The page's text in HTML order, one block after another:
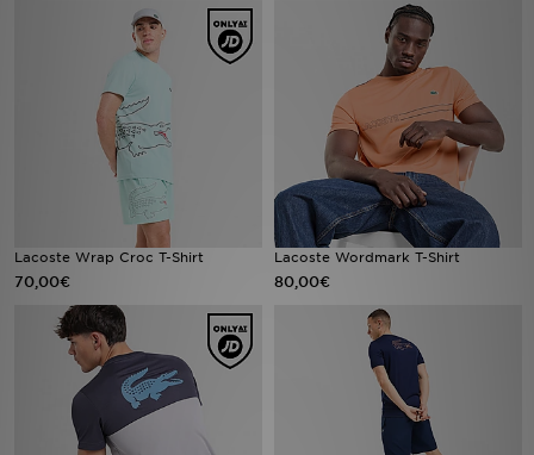
Lacoste Wrap Croc T-Shirt
70,00€
Lacoste Wordmark T-Shirt
80,00€
Minun JD
Minun viestini
Asiakaspalvelu ja tietoa